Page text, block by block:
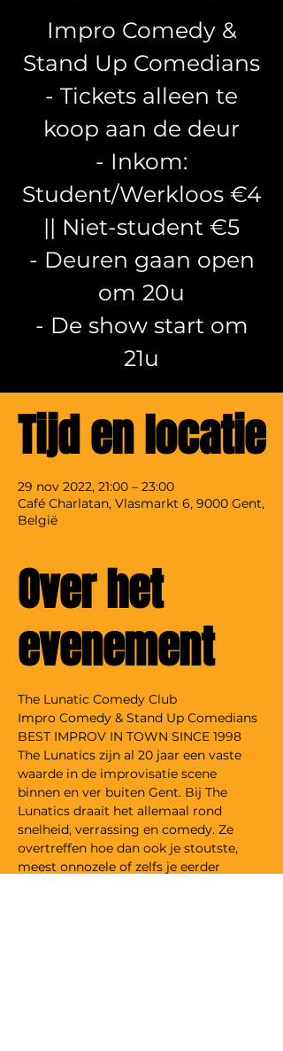
Impro Comedy &
Stand Up Comedians
- Tickets alleen te
koop aan de deur
- Inkom:
Student/Werkloos €4
|| Niet-student €5
- Deuren gaan open
om 20u
- De show start om
21u
Tijd en locatie
29 nov 2022, 21:00 – 23:00
Café Charlatan, Vlasmarkt 6, 9000 Gent,
België
Over het
evenement
The Lunatic Comedy Club
Impro Comedy & Stand Up Comedians
BEST IMPROV IN TOWN SINCE 1998
The Lunatics zijn al 20 jaar een vaste
waarde in de improvisatie scene
binnen en ver buiten Gent. Bij The
Lunatics draait het allemaal rond
snelheid, verrassing en comedy. Ze
overtreffen hoe dan ook je stoutste,
meest onnozele of zelfs je eerder